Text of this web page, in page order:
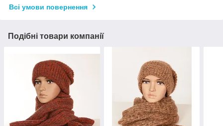
Всі умови повернення
Подібні товари компанії